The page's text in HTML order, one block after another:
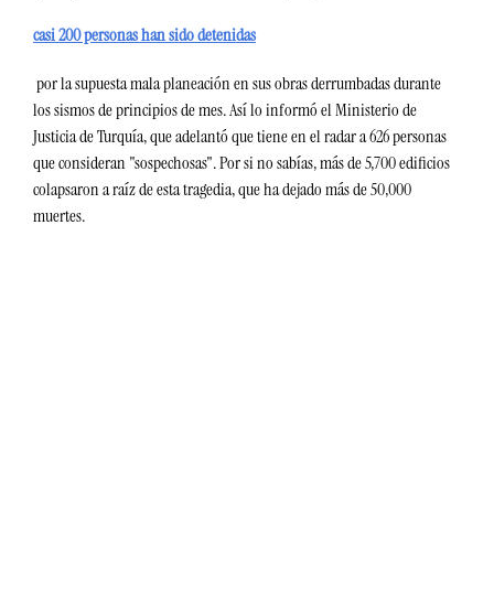
casi 200 personas han sido detenidas
los sismos de principios de mes. Así lo informó el Ministerio de
Justicia de Turquía, que adelantó que tiene en el radar a 626 personas
que consideran "sospechosas". Por si no sabías, más de 5,700 edificios
colapsaron a raíz de esta tragedia, que ha dejado más de 50,000
muertes.